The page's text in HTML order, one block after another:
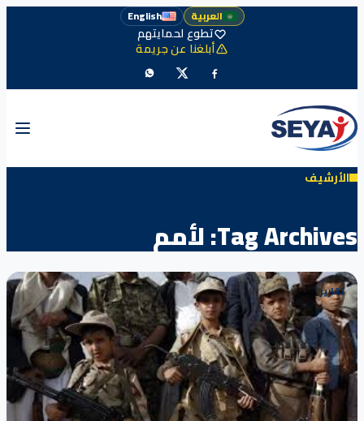
العربية English
تطوع لحمايتهم
أبلغنا عن جريمة
الأرشيف
Tag Archives: لأمم
تقارير